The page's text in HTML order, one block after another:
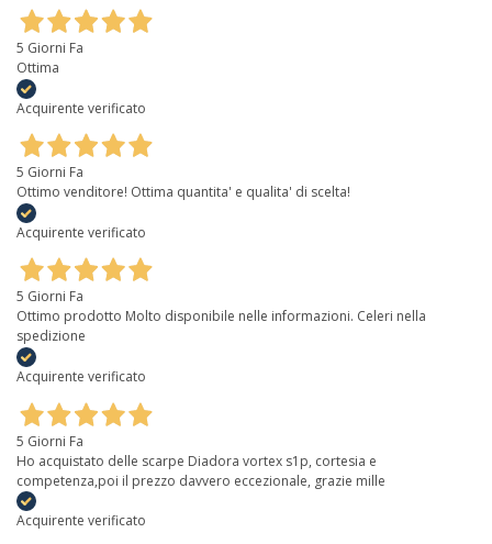
5 Giorni Fa
Ottima
Acquirente verificato
5 Giorni Fa
Ottimo venditore! Ottima quantita' e qualita' di scelta!
Acquirente verificato
5 Giorni Fa
Ottimo prodotto Molto disponibile nelle informazioni. Celeri nella
spedizione
Acquirente verificato
5 Giorni Fa
Ho acquistato delle scarpe Diadora vortex s1p, cortesia e
competenza,poi il prezzo davvero eccezionale, grazie mille
Acquirente verificato